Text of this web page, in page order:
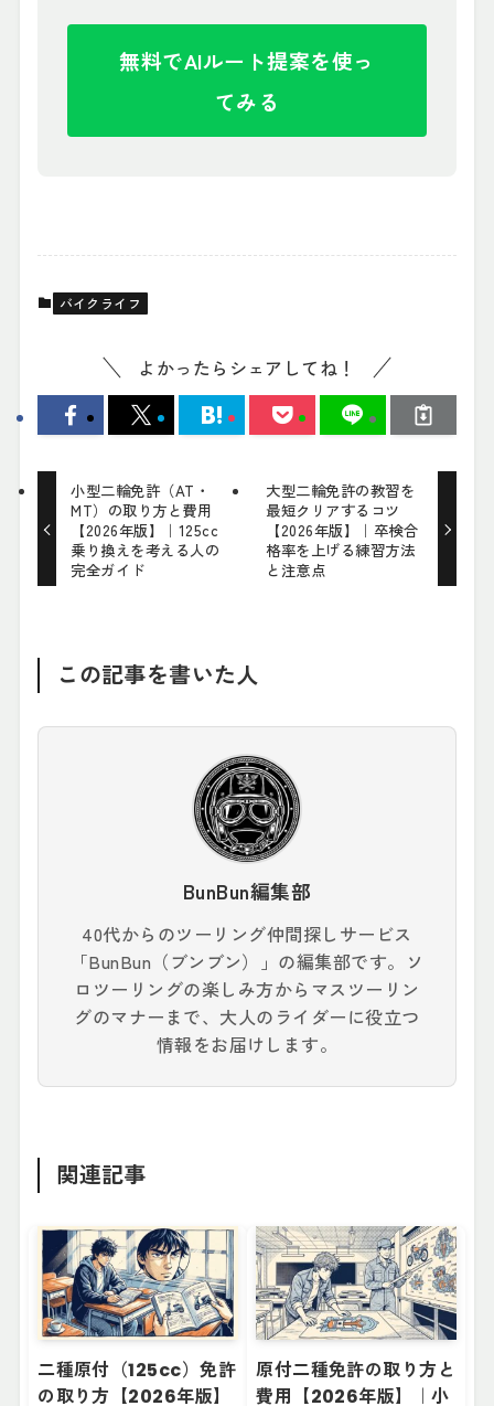
無料でAIルート提案を使っ
てみる
バイクライフ
よかったらシェアしてね！
小型二輪免許（AT・
MT）の取り方と費用
【2026年版】｜125cc
乗り換えを考える人の
完全ガイド
大型二輪免許の教習を
最短クリアするコツ
【2026年版】｜卒検合
格率を上げる練習方法
と注意点
この記事を書いた人
BunBun編集部
40代からのツーリング仲間探しサービス
「BunBun（ブンブン）」の編集部です。ソ
ロツーリングの楽しみ方からマスツーリン
グのマナーまで、大人のライダーに役立つ
情報をお届けします。
関連記事
二種原付（125cc）免許
の取り方【2026年版】
原付二種免許の取り方と
費用【2026年版】｜小